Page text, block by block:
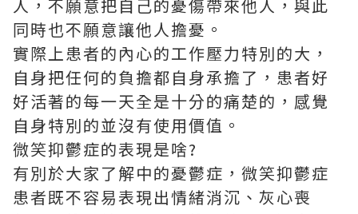
人，不願意把自己的憂傷帶來他人，與此
同時也不願意讓他人擔憂。
實際上患者的內心的工作壓力特別的大，
自身把任何的負擔都自身承擔了，患者好
好活著的每一天全是十分的痛楚的，感覺
自身特別的並沒有使用價值。
微笑抑鬱症的表現是啥?
有別於大家了解中的憂鬱症，微笑抑鬱症
患者既不容易表現出情緒消沉、灰心喪